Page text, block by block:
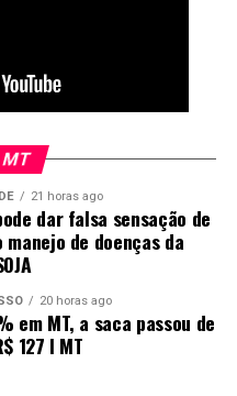
Confresa e Tangará da
64%, 65% e 63% de
de 2026, enquanto
previsão de conclusão
hospitais passam por
estrutural.
– 30%
MT
21 horas ago
dar falsa sensação de
de doenças da
20 horas ago
em MT, a saca passou de
127 I MT